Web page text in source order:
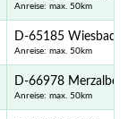
Anreise: max. 50km
D-65185
Anreise: max. 50km
D-66978 Merzalben
Anreise: max. 50km